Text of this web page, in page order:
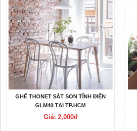
GHẾ THONET SẮT SƠN TĨNH ĐIỆN
GLM40 TẠI TP.HCM
Giá: 2,000đ